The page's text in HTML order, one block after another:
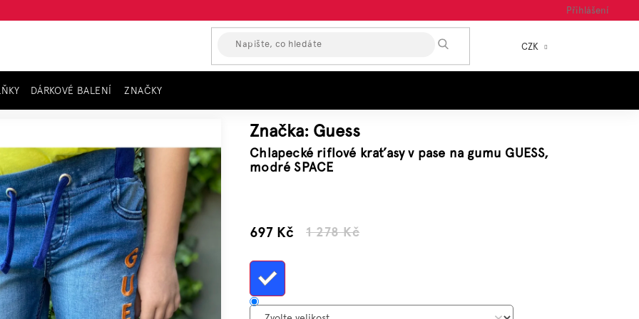
CZK
Přihlášení
DÁRKOVÉ BALENÍ ZNAČKY
Chlapecké riflové kraťasy v pase na gumu GUESS,
modré SPACE
Značka: Guess
1 278 Kč
697 Kč Měrná